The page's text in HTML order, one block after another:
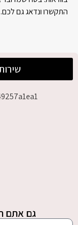
שירות
גם אתם
התקשרו ונדאג גם